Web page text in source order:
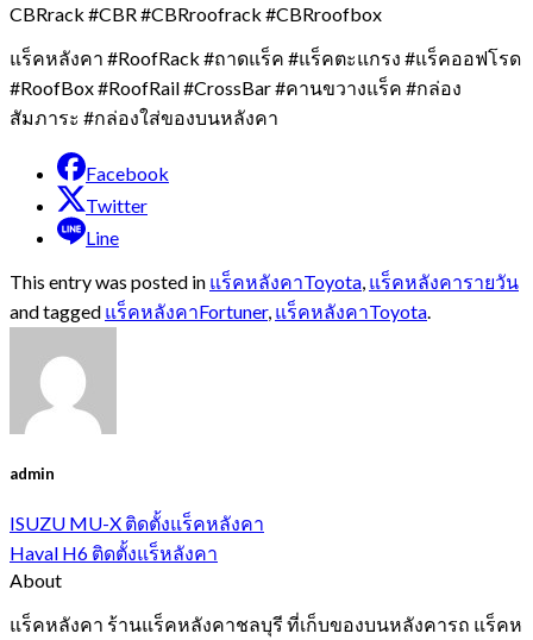
CBRrack #CBR #CBRroofrack #CBRroofbox
แร็คหลังคา #RoofRack #ถาดแร็ค #แร็คตะแกรง #แร็คออฟโรด
#RoofBox #RoofRail #CrossBar #คานขวางแร็ค #กล่อง
สัมภาระ #กล่องใส่ของบนหลังคา
Facebook
Twitter
Line
This entry was posted in แร็คหลังคาToyota แร็คหลังคารายวัน
and tagged แร็คหลังคาFortuner, แร็คหลังคาToyota
admin
ISUZU MU-X ติดตั้งแร็คหลังคา
Haval H6 ติดตั้งแร็หลังคา
About
แร็คหลังคา ร้านแร็คหลังคาชลบุรี ที่เก็บของบนหลังคารถ แร็คห